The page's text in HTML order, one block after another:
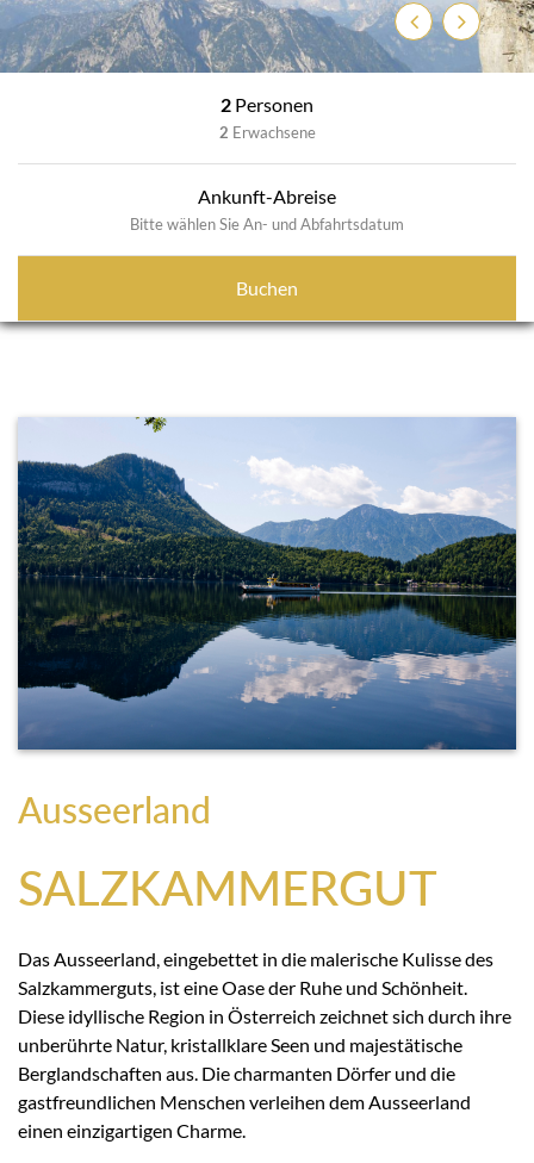
ZurückWeiter
2 Personen
2 Erwachsene
Ankunft-Abreise
Bitte wählen Sie An- und Abfahrtsdatum
Buchen
Ausseerland
SALZKAMMERGUT
Das Ausseerland, eingebettet in die malerische Kulisse des
Salzkammerguts, ist eine Oase der Ruhe und Schönheit.
Diese idyllische Region in Österreich zeichnet sich durch ihre
unberührte Natur, kristallklare Seen und majestätische
Berglandschaften aus. Die charmanten Dörfer und die
gastfreundlichen Menschen verleihen dem Ausseerland
einen einzigartigen Charme.